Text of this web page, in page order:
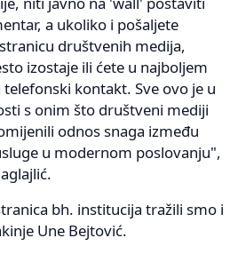
a ukoliko i pošaljete
društvenih medija,
izostaje ili ćete u najboljem
kontakt. Sve ovo je u
s onim što društveni mediji
odnos snaga između
u modernom poslovanju",
bh. institucija tražili smo i
Une Bejtović.